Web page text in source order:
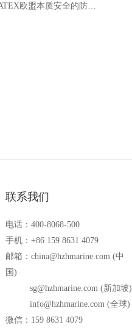
欧盟本质安全的防爆
联系我们
电话：400-8068-500
手机：+86 159 8631 4079
邮箱：china@hzhmarine.com (中
国)
sg@hzhmarine.com (新加坡)
info@hzhmarine.com (全球)
微信：159 8631 4079